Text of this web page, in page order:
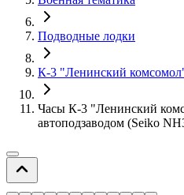
Подводные лодки
К-3 "Ленинский
Часы К-3 "Ленинский
автоподзаводом (Seiko